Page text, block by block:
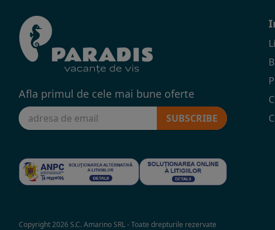
Afla primul de cele mai bune oferte
SUBSCRIBE
Copyright 2026 S.C. Amarino SRL - Toate drepturile rezervate